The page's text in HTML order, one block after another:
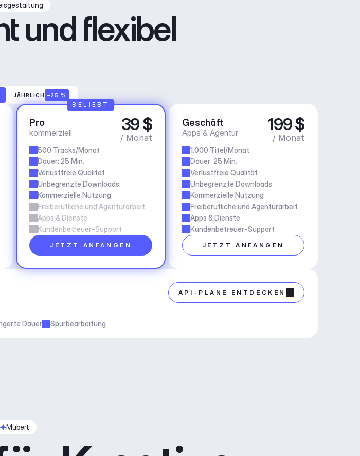
und flexibel
JÄHRLICH –25 %
Pro
kommerziell 39 $
/ Monat
500 Tracks/Monat
Dauer: 25 Min.
Verlustfreie Qualität
Unbegrenzte Downloads
Kommerzielle Nutzung
Freiberufliche und Agenturarbeit
Apps & Dienste
Kundenbetreuer-Support
JETZT ANFANGEN
BELIEBT
Geschäft
Apps & Agentur 199 $
/ Monat
1.000 Titel/Monat
Dauer: 25 Min.
Verlustfreie Qualität
Unbegrenzte Downloads
Kommerzielle Nutzung
Freiberufliche und Agenturarbeit
Apps & Dienste
Kundenbetreuer-Support
JETZT ANFANGEN
API-PLÄNE ENTDECKEN
Dauer Spurbearbeitung
Mubert